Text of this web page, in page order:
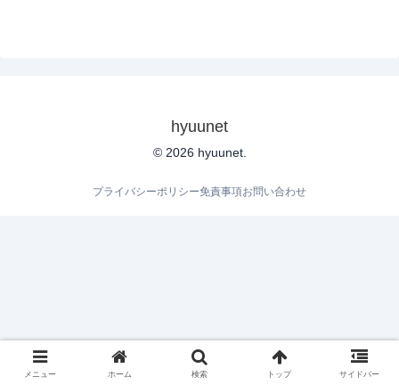
hyuunet
© 2026 hyuunet.
プライバシーポリシー免責事項お問い合わせ
メニュー ホーム 検索 トップ サイドバー